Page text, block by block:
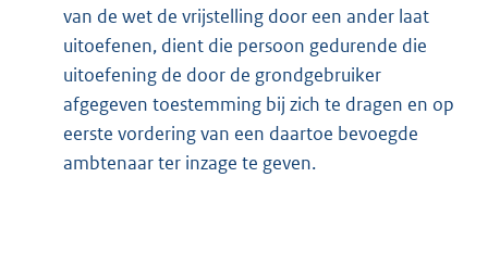
van de wet de vrijstelling door een ander laat
uitoefenen, dient die persoon gedurende die
uitoefening de door de grondgebruiker
afgegeven toestemming bij zich te dragen en op
eerste vordering van een daartoe bevoegde
ambtenaar ter inzage te geven.